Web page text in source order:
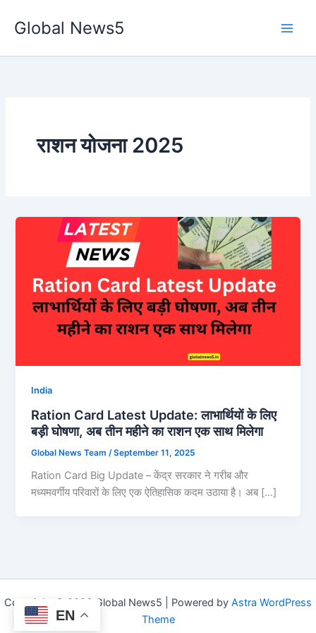
Global News5
राशन योजना 2025
India
Ration Card Latest Update: लाभार्थियों के लिए
बड़ी घोषणा, अब तीन महीने का राशन एक साथ मिलेगा
Global News Team /September 11, 2025
Ration Card Big Update – केंद्र सरकार ने गरीब और
मध्यमवर्गीय परिवारों के लिए एक ऐतिहासिक कदम उठाया है। अब […]
Copyright © 2026 Global News5 | Powered by Astra WordPress
Theme
EN